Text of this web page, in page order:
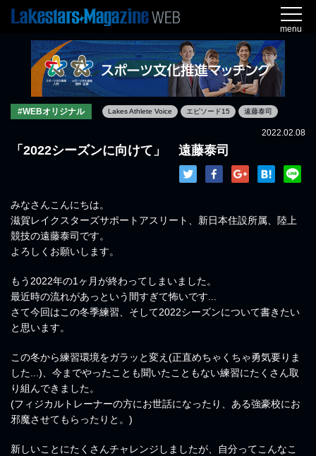
menu
#WEBオリジナル Lakes Athlete Voice エピソード15 遠藤泰司
2022.02.08
「2022シーズンに向けて」 遠藤泰司
みなさんこんにちは。
滋賀レイクスターズサポートアスリート、新日本住設所属、陸上
競技の遠藤泰司です。
よろしくお願いします。
もう2022年の1ヶ月が終わってしまいました。
最近時の流れがあっという間すぎて怖いです...
さて今回はこの冬季練習、そして2022シーズンについて書きたい
と思います。
この冬から練習環境をガラッと変え(正直めちゃくちゃ勇気要りま
した...)、今までやったことも聞いたこともない練習にたくさん取
り組んできました。
(フィジカルトレーナーの方にお世話になったり、ある強豪校にお
邪魔させてもらったりと。)
新しいことにたくさんチャレンジしましたが、自分ってこんなこ